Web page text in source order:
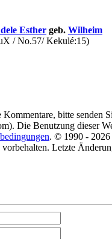
Esther geb. Wilheim
/ No.57/ Kekulé:15)
bitte senden
. Die Benutzung dieser
. © 1990 - 2026
Letzte